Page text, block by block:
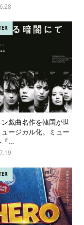
戯曲名作を韓国が世
ージカル化。ミュー
...